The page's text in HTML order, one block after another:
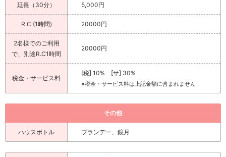
延長（30分） 5,000円
R.C (1時間) 20000円
2名様でのご利用
で、別途R.C1時間
20000円
税金・サービス料
[税] 10% [サ] 30%
※税金・サービス料は上記金額に含まれません
その他
ハウスボトル ブランデー、鏡月